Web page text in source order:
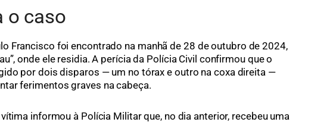
o caso
Francisco foi encontrado na manhã de 28 de outubro de 2024,
onde ele residia. A perícia da Polícia Civil confirmou que o
por dois disparos — um no tórax e outro na coxa direita —
ferimentos graves na cabeça.
informou à Polícia Militar que, no dia anterior, recebeu uma